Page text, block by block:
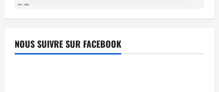
NOUS SUIVRE SUR FACEBOOK